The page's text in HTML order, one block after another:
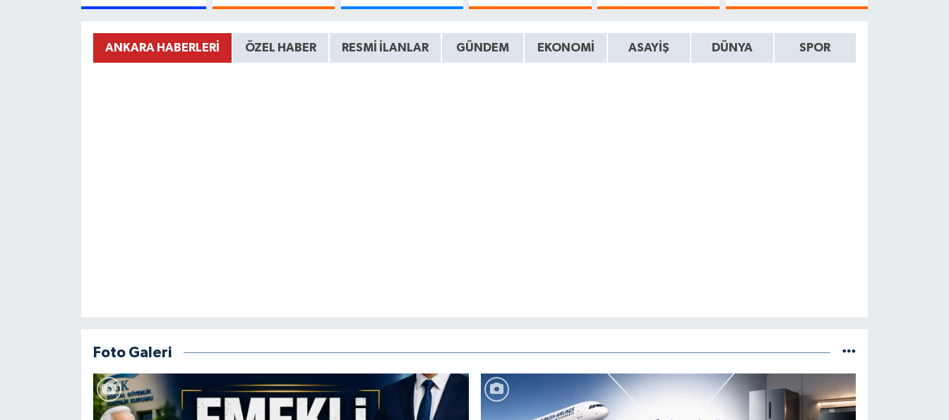
edildi
Türkiye’ye
kilometre
ANKARA HABERLERI ÖZEL HABER RESMI İLANLAR GÜNDEM EKONOMI ASAYIŞ DÜNYA SPOR
Foto Galeri